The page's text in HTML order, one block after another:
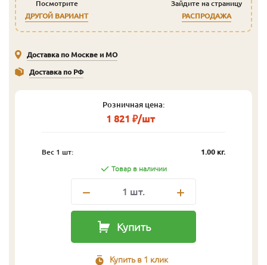
Посмотрите
ДРУГОЙ ВАРИАНТ
Зайдите на страницу
РАСПРОДАЖА
Доставка по Москве и МО
Доставка по РФ
Розничная цена:
1 821 ₽/шт
Вес 1 шт: 1.00 кг.
Товар в наличии
1 шт.
Купить
Купить в 1 клик